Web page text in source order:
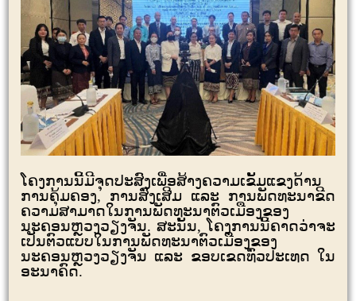
ໂຄງການນີ້ມີຈຸດປະສົງເພື່ອສ້າງຄວາມເຂັ້ມແຂງດ້ານ
ການຄຸ້ມຄອງ, ການສົ່ງເສີມ ແລະ ການພັດທະນາຂີດ
ຄວາມສາມາດໃນການພັດທະນາຕົວເມືອງຂອງ
ນະຄອນຫຼວງວຽງຈັນ. ສະນັ້ນ, ໂຄງການນີ້ຄາດວ່າຈະ
ເປັນຕົວແບບໃນການພັດທະນາຕົວເມືອງຂອງ
ນະຄອນຫຼວງວຽງຈັນ ແລະ ຂອບເຂດທົ່ວປະເທດ ໃນ
ອະນາຄົດ.